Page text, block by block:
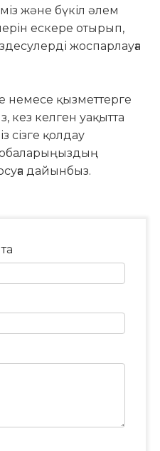
және бүкіл әлем
ескере отырып,
жоспарлауға
немесе қызметтерге
кез келген уақытта
сізге қолдау
дайынбыз.